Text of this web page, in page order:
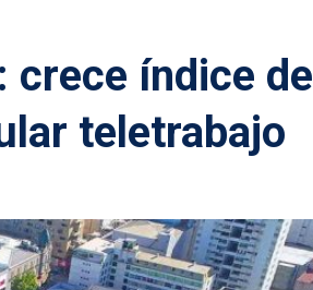
crece índice de
teletrabajo